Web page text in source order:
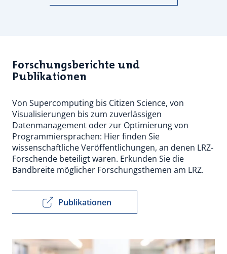
Forschungsberichte und
Publikationen
Von Supercomputing bis Citizen Science, von
Visualisierungen bis zum zuverlässigen
Datenmanagement oder zur Optimierung von
Programmiersprachen: Hier finden Sie
wissenschaftliche Veröffentlichungen, an denen LRZ-
Forschende beteiligt waren. Erkunden Sie die
Bandbreite möglicher Forschungsthemen am LRZ.
Publikationen